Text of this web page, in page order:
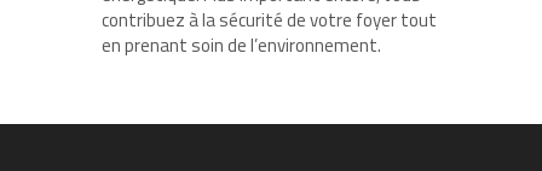
contribuez à la sécurité de votre foyer tout
en prenant soin de l’environnement.